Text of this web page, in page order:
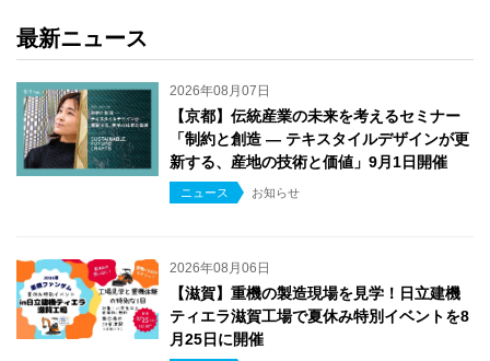
最新ニュース
2026年08月07日
【京都】伝統産業の未来を考えるセミナー
「制約と創造 ― テキスタイルデザインが更
新する、産地の技術と価値」9月1日開催
ニュース お知らせ
2026年08月06日
【滋賀】重機の製造現場を見学！日立建機
ティエラ滋賀工場で夏休み特別イベントを8
月25日に開催